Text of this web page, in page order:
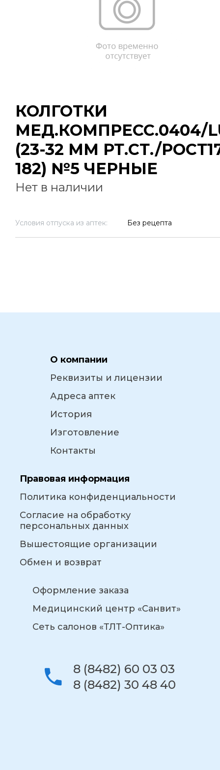
КОЛГОТКИ
МЕД.КОМПРЕСС.0404/
(23-32 ММ РТ.СТ./
182) №5 ЧЕРНЫЕ
Нет в наличии
Условия отпуска из аптек: Без рецепта
О компании
Реквизиты и лицензии
Адреса аптек
История
Изготовление
Контакты
Правовая информация
Политика конфиденциальности
Согласие на обработку
персональных данных
Вышестоящие организации
Обмен и возврат
Оформление заказа
Медицинский центр «Санвит»
Сеть салонов «ТЛТ-Оптика»
8 (8482) 60 03 03
8 (8482) 30 48 40